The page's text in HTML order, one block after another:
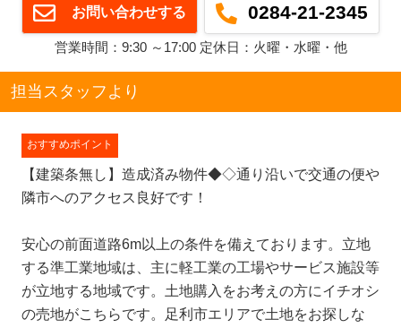
お問い合わせする 0284-21-2345
営業時間：9:30 ～17:00 定休日：火曜・水曜・他
担当スタッフより
おすすめポイント
【建築条無し】造成済み物件◆◇通り沿いで交通の便や
隣市へのアクセス良好です！
安心の前面道路6m以上の条件を備えております。立地
する準工業地域は、主に軽工業の工場やサービス施設等
が立地する地域です。土地購入をお考えの方にイチオシ
の売地がこちらです。足利市エリアで土地をお探しな